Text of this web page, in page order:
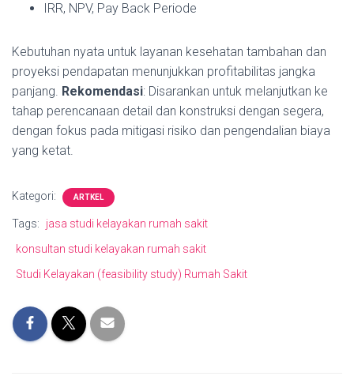
IRR, NPV, Pay Back Periode
Kebutuhan nyata untuk layanan kesehatan tambahan dan
proyeksi pendapatan menunjukkan profitabilitas jangka
panjang. Rekomendasi: Disarankan untuk melanjutkan ke
tahap perencanaan detail dan konstruksi dengan segera,
dengan fokus pada mitigasi risiko dan pengendalian biaya
yang ketat.
Kategori: ARTKEL
Tags:
jasa studi kelayakan rumah sakit
konsultan studi kelayakan rumah sakit
Studi Kelayakan (feasibility study) Rumah Sakit